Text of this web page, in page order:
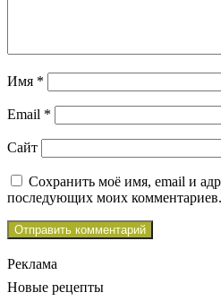
Имя *
Email *
Сайт
Сохранить моё имя, email и
последующих моих комментариев.
Реклама
Новые рецепты